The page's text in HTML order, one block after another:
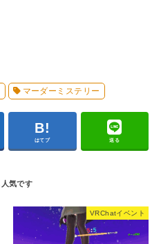
マーダーミステリー
はてブ 送る
VRChatイベント